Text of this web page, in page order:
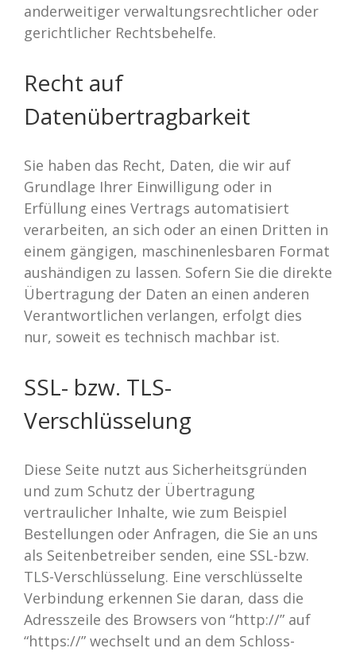
anderweitiger verwaltungsrechtlicher oder
gerichtlicher Rechtsbehelfe.
Recht auf
Datenübertragbarkeit
Sie haben das Recht, Daten, die wir auf
Grundlage Ihrer Einwilligung oder in
Erfüllung eines Vertrags automatisiert
verarbeiten, an sich oder an einen Dritten in
einem gängigen, maschinenlesbaren Format
aushändigen zu lassen. Sofern Sie die direkte
Übertragung der Daten an einen anderen
Verantwortlichen verlangen, erfolgt dies
nur, soweit es technisch machbar ist.
SSL- bzw. TLS-
Verschlüsselung
Diese Seite nutzt aus Sicherheitsgründen
und zum Schutz der Übertragung
vertraulicher Inhalte, wie zum Beispiel
Bestellungen oder Anfragen, die Sie an uns
als Seitenbetreiber senden, eine SSL-bzw.
TLS-Verschlüsselung. Eine verschlüsselte
Verbindung erkennen Sie daran, dass die
Adresszeile des Browsers von “http://” auf
“https://” wechselt und an dem Schloss-